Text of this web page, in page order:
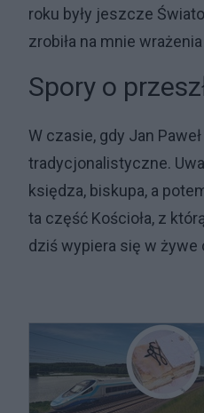
roku były jeszcze
zrobiła na mnie
Spory o
W czasie, gdy Jan
tradycjonalistyczne.
księdza, biskupa, a
ta część Kościoła, z
dziś wypiera się w żywe